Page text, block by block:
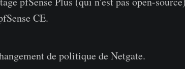
CE.
de politique de Netgate.